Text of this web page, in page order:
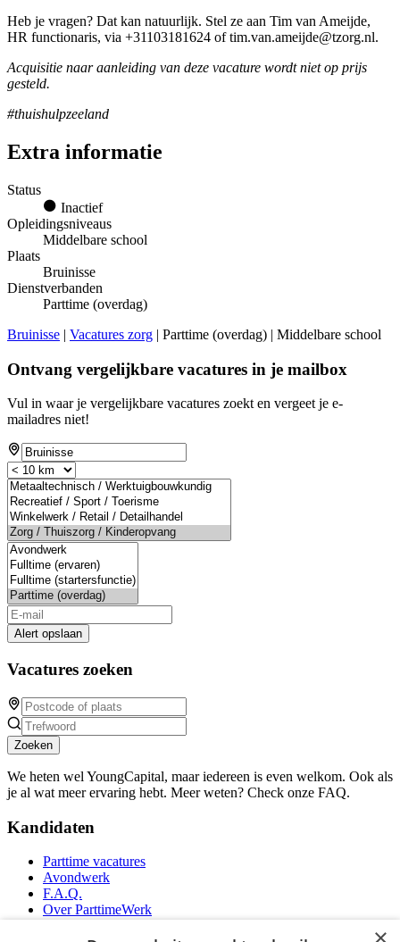
Heb je vragen? Dat kan natuurlijk. Stel ze aan Tim van Ameijde,
HR functionaris, via +31103181624 of tim.van.ameijde@tzorg.nl.
Acquisitie naar aanleiding van deze vacature wordt niet op prijs
gesteld.
#thuishulpzeeland
Extra informatie
Status
Inactief
Opleidingsniveaus
Middelbare school
Plaats
Bruinisse
Dienstverbanden
Parttime (overdag)
Bruinisse | Vacatures zorg | Parttime (overdag) | Middelbare school
Ontvang vergelijkbare vacatures in je mailbox
Vul in waar je vergelijkbare vacatures zoekt en vergeet je e-
mailadres niet!
Alert opslaan
Vacatures zoeken
Zoeken
We heten wel YoungCapital, maar iedereen is even welkom. Ook als
je al wat meer ervaring hebt. Meer weten? Check onze FAQ.
Kandidaten
Parttime vacatures
Avondwerk
F.A.Q.
Over ParttimeWerk